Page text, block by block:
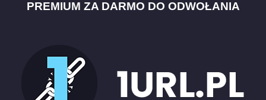
PREMIUM ZA DARMO DO ODWOŁANIA